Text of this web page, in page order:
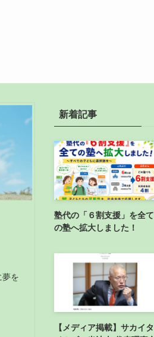
夢を
新着記事
塾代の「６割支援」を全て
の塾へ拡大しました！
【メディア掲載】サカイタ